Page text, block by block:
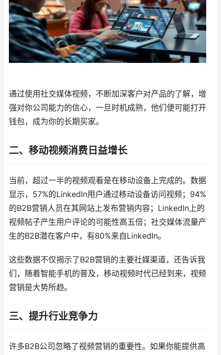
通过使用社交媒体视频，不断加深客户对产品的了解，增
强对你公司能力的信心，一旦时机成熟，他们便可能打开
钱包，成为你的长期买家。
二、移动视频消费日益增长
当前，超过一半的视频观看是在移动设备上完成的。数据
显示，57%的LinkedIn用户通过移动设备访问视频；94%
的B2B营销人员在其网站上发布营销内容；LinkedIn上的
视频帖子产生用户评论的可能性高五倍；社交媒体流量产
生的B2B潜在客户中，有80%来自LinkedIn。
这些数据不仅揭示了B2B营销的主要社媒渠道，还告诉我
们，随着智能手机的普及，移动视频时代已经到来，视频
营销是大势所趋。
三、提升行业竞争力
许多B2B公司忽略了视频营销的重要性。如果你能提供高